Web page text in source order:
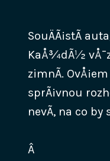
SouÄÃ¡stÃ­
KaÅ¾dÃ½
zimnÃ­.
sprÃ¡vnou
nevÃ­, na co by
Â